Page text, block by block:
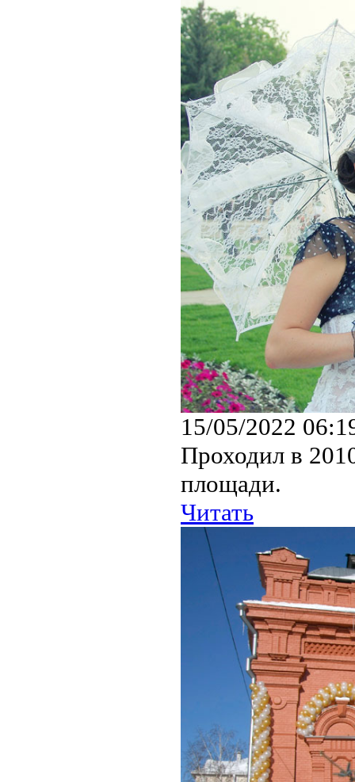
15/05/2022
Проходил в
площади.
Читать